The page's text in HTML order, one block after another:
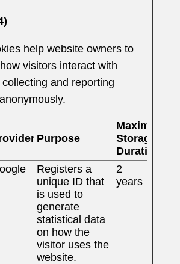
help website owners to
visitors interact with
and reporting
Purpose
Maximum
Storage
Duration
Registers a
unique ID that
is used to
generate
statistical data
on how the
visitor uses the
website.
2
years